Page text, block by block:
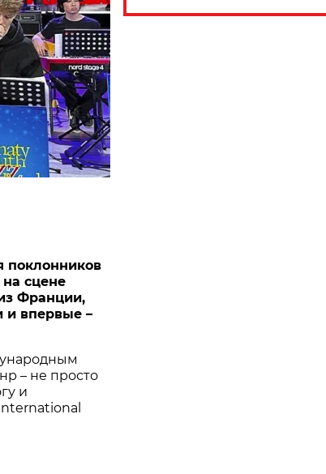
поклонников
сцене
Франции,
и впервые –
– не просто
и